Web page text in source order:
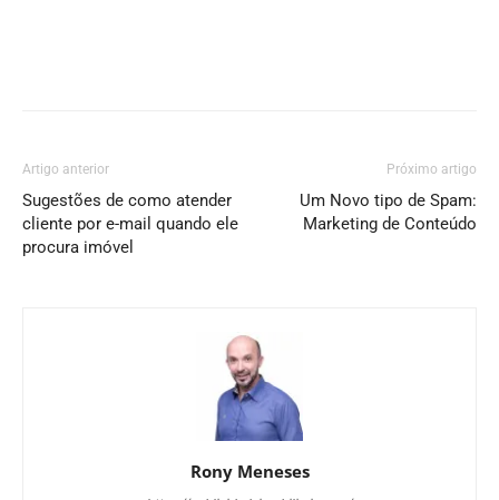
Artigo anterior
Sugestões de como atender
cliente por e-mail quando ele
procura imóvel
Próximo artigo
Um Novo tipo de Spam:
Marketing de Conteúdo
Rony Meneses